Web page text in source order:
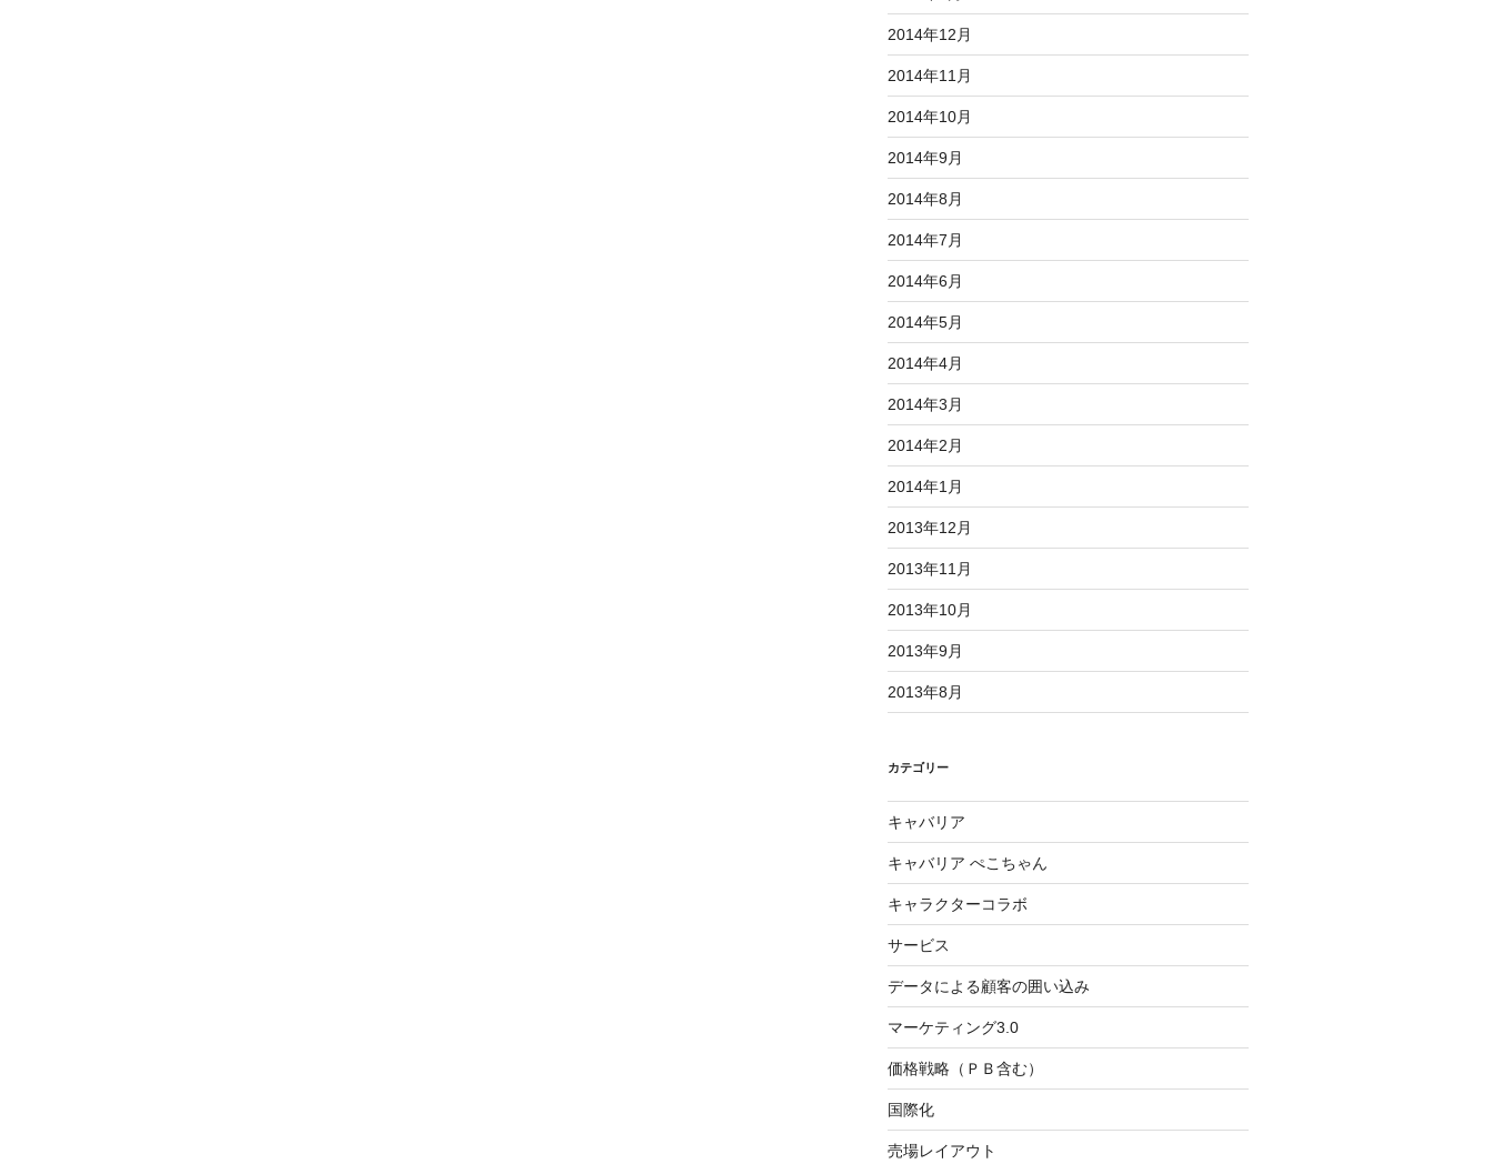
2014年12月
2014年11月
2014年10月
2014年9月
2014年8月
2014年7月
2014年6月
2014年5月
2014年4月
2014年3月
2014年2月
2014年1月
2013年12月
2013年11月
2013年10月
2013年9月
2013年8月
カテゴリー
キャバリア
キャバリア ぺこちゃん
キャラクターコラボ
サービス
データによる顧客の囲い込み
マーケティング3.0
価格戦略（ＰＢ含む）
国際化
売場レイアウト